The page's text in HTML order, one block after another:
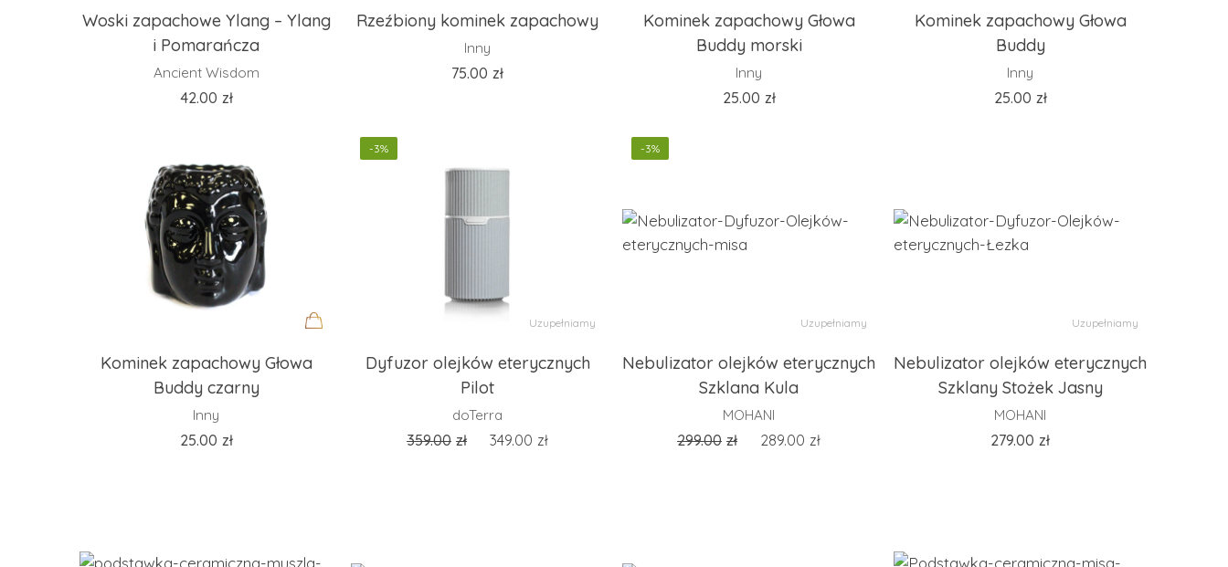
do
Woski zapachowe Ylang – Ylang
i Pomarańcza
Ancient Wisdom
42.00 zł
do
Rzeźbiony kominek zapachowy
Inny
75.00 zł
Kominek zapachowy Głowa
Buddy morski
Inny
25.00 zł
Kominek zapachowy Głowa
Buddy
Inny
25.00 zł
Kominek zapachowy Głowa
Buddy czarny
Inny
25.00 zł
-3%
Uzupełniamy
Dyfuzor olejków eterycznych
Pilot
doTerra
359.00 zł 349.00 zł
-3%
Uzupełniamy
Nebulizator olejków eterycznych
Szklana Kula
MOHANI
299.00 zł 289.00 zł
Uzupełniamy
Nebulizator olejków eterycznych
Szklany Stożek Jasny
MOHANI
279.00 zł